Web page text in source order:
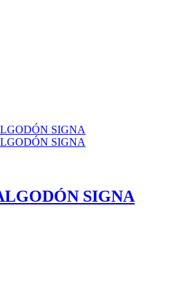
SIGNA